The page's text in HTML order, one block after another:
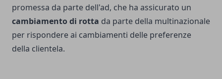
promessa da parte dell'ad, che ha assicurato un
cambiamento di rotta da parte della multinazionale
per rispondere ai cambiamenti delle preferenze
della clientela.